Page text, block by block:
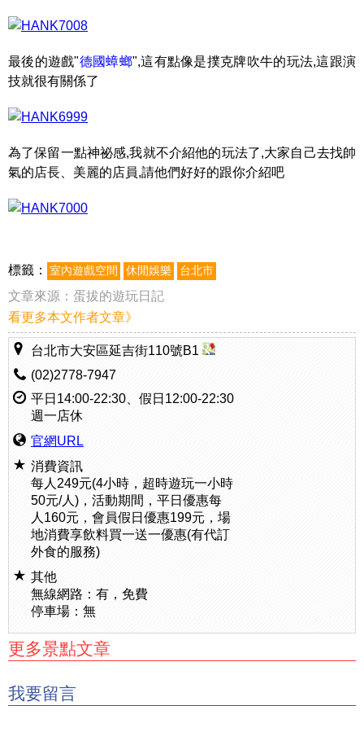
最後的遊戲"德國蟑螂",這有點像是撲克牌吹牛的玩法,這跟演
技就很有關係了
為了保留一點神祕感,我就不介紹他的玩法了,大家自己去找帥
氣的店長、美麗的店員,請他們好好的跟你介紹吧
標籤： 室內遊戲空間 休閒娛樂 台北市
文章來源： 蛋拔的遊玩日記
看更多本文作者文章》
台北市大安區延吉街110號B1
(02)2778-7947
平日14:00-22:30、假日12:00-22:30
週一店休
官網URL
消費資訊
每人249元(4小時，超時遊玩一小時
50元/人)，活動期間，平日優惠每
人160元，會員假日優惠199元，場
地消費享飲料買一送一優惠(有代訂
外食的服務)
其他
無線網路：有，免費
停車場：無
更多景點文章
我要留言